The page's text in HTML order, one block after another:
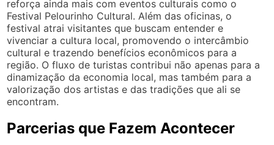
reforça ainda mais com eventos culturais como o
Festival Pelourinho Cultural. Além das oficinas, o
festival atrai visitantes que buscam entender e
vivenciar a cultura local, promovendo o intercâmbio
cultural e trazendo benefícios econômicos para a
região. O fluxo de turistas contribui não apenas para a
dinamização da economia local, mas também para a
valorização dos artistas e das tradições que ali se
encontram.
Parcerias que Fazem Acontecer